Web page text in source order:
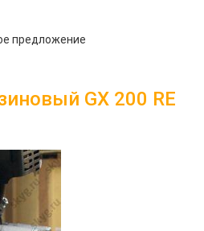
предложение
GX 200 RE